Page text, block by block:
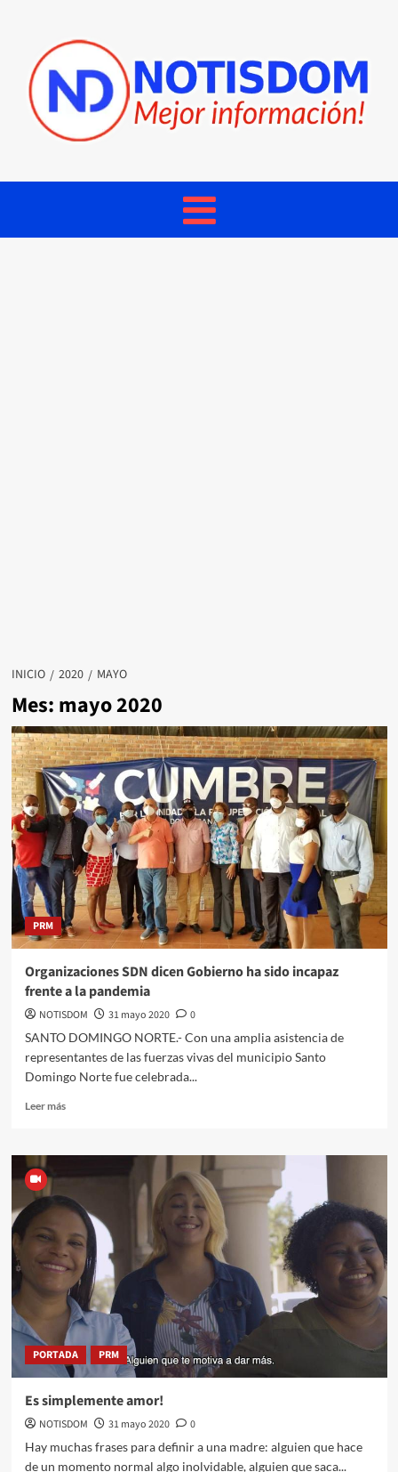
INICIO 2020 MAYO
Mes: mayo 2020
PRM
Organizaciones SDN dicen Gobierno ha sido incapaz
frente a la pandemia
NOTISDOM 31 mayo 2020
0
SANTO DOMINGO NORTE.- Con una amplia asistencia de
representantes de las fuerzas vivas del municipio Santo
Domingo Norte fue celebrada...
Leer más
PORTADA PRM
Es simplemente amor!
NOTISDOM 31 mayo 2020
0
Hay muchas frases para definir a una madre: alguien que hace
de un momento normal algo inolvidable, alguien que saca...